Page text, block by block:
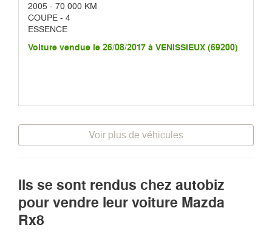
2005 - 70 000 KM
COUPE - 4
ESSENCE
Voiture vendue le 26/08/2017 à VENISSIEUX (69200)
Voir plus de véhicules
Ils se sont rendus chez autobiz
pour vendre leur voiture Mazda
Rx8